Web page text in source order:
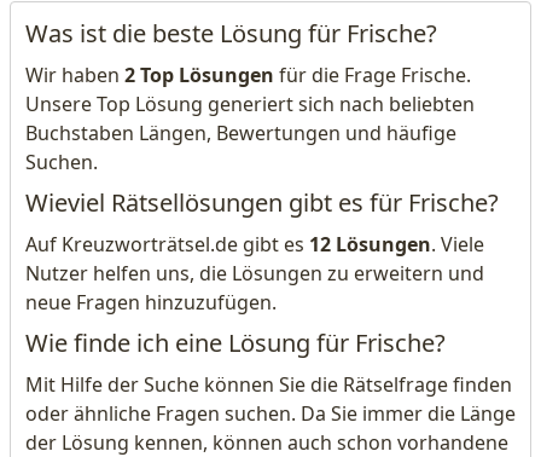
Was ist die beste Lösung für Frische?
Wir haben 2 Top Lösungen für die Frage Frische.
Unsere Top Lösung generiert sich nach beliebten
Buchstaben Längen, Bewertungen und häufige
Suchen.
Wieviel Rätsellösungen gibt es für Frische?
Auf Kreuzworträtsel.de gibt es 12 Lösungen. Viele
Nutzer helfen uns, die Lösungen zu erweitern und
neue Fragen hinzuzufügen.
Wie finde ich eine Lösung für Frische?
Mit Hilfe der Suche können Sie die Rätselfrage finden
oder ähnliche Fragen suchen. Da Sie immer die Länge
der Lösung kennen, können auch schon vorhandene